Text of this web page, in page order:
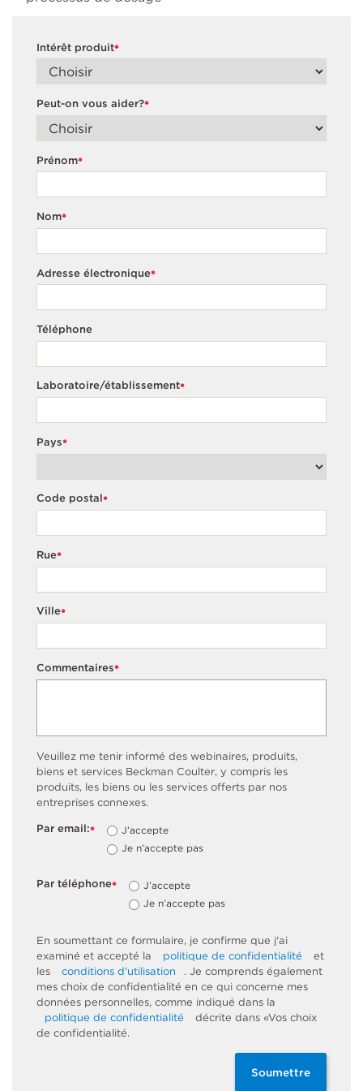
*
Intérêt produit
*
Peut-on vous aider?
*
Prénom
*
Nom
*
Adresse électronique
Téléphone
*
Laboratoire/établissement
*
Pays
*
Code postal
*
Rue
*
Ville
*
Commentaires
Veuillez me tenir informé des webinaires, produits,
biens et services Beckman Coulter, y compris les
produits, les biens ou les services offerts par nos
entreprises connexes.
*
Par email:
J’accepte
Je n’accepte pas
*
Par téléphone
J’accepte
Je n’accepte pas
En soumettant ce formulaire, je confirme que j'ai
examiné et accepté la
politique de confidentialité
et
les
conditions d'utilisation
. Je comprends également
mes choix de confidentialité en ce qui concerne mes
données personnelles, comme indiqué dans la
politique de confidentialité
décrite dans «Vos choix
de confidentialité.
Soumettre